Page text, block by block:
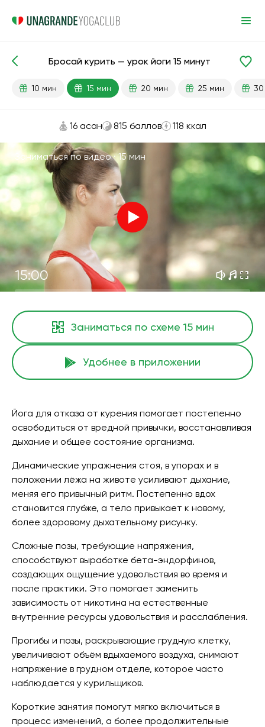
Готовые уроки Привычки Легкие
Бросай курить — урок йоги 15 минут
10 мин 15 мин 20 мин 25 мин
16 асан 815 баллов 118 ккал
Заниматься по видео ·15 мин
15:00
Заниматься по схеме 15 мин
Удобнее в приложении
Йога для отказа от курения помогает постепенно
освободиться от вредной привычки, восстанавливая
дыхание и общее состояние организма.
Динамические упражнения стоя, в упорах и в
положении лёжа на животе усиливают дыхание,
меняя его привычный ритм. Постепенно вдох
становится глубже, а тело привыкает к новому,
более здоровому дыхательному рисунку.
Сложные позы, требующие напряжения,
способствуют выработке бета-эндорфинов,
создающих ощущение удовольствия во время и
после практики. Это помогает заменить
зависимость от никотина на естественные
внутренние ресурсы удовольствия и расслабления.
Прогибы и позы, раскрывающие грудную клетку,
увеличивают объём вдыхаемого воздуха, снимают
напряжение в грудном отделе, которое часто
наблюдается у курильщиков.
Короткие занятия помогут мягко включиться в
процесс изменений, а более продолжительные